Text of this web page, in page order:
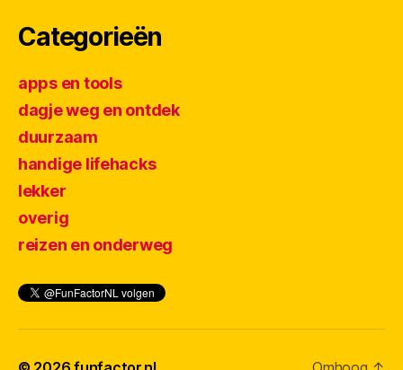
Categorieën
apps en tools
dagje weg en ontdek
duurzaam
handige lifehacks
lekker
overig
reizen en onderweg